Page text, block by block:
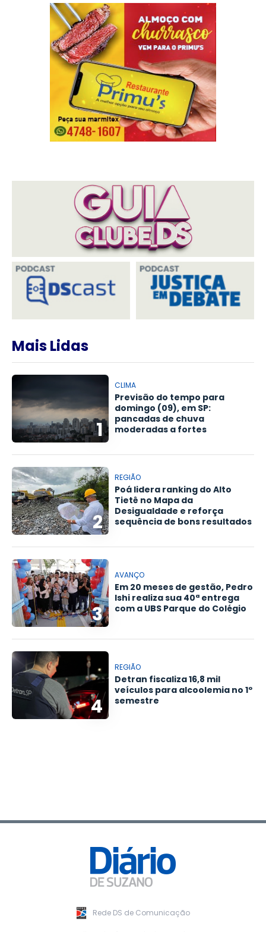
Mais Lidas
1
CLIMA
Previsão do tempo para
domingo (09), em SP:
pancadas de chuva
moderadas a fortes
2
REGIÃO
Poá lidera ranking do Alto
Tietê no Mapa da
Desigualdade e reforça
sequência de bons resultados
3
AVANÇO
Em 20 meses de gestão, Pedro
Ishi realiza sua 40ª entrega
com a UBS Parque do Colégio
4
REGIÃO
Detran fiscaliza 16,8 mil
veículos para alcoolemia no 1º
semestre
Rede DS de Comunicação